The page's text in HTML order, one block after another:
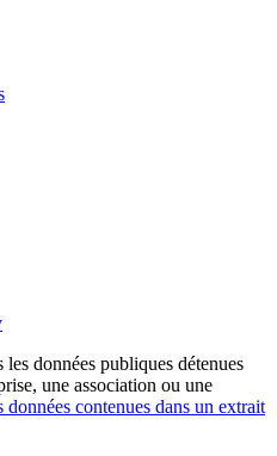
données publiques détenues
une association ou une
données contenues dans un extrait